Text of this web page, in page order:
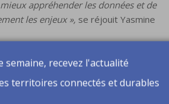
appréhender les données et de
les enjeux », se réjouit Yasmine
la suite du projet BlueThauLab, une
territoriale lancée en novembre
semaine, recevez l'actualité
territoires connectés et durables